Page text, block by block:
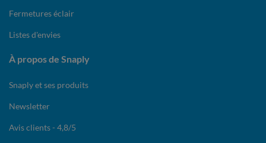
Fermetures éclair
Listes d'envies
À propos de Snaply
Snaply et ses produits
Newsletter
Avis clients - 4,8/5